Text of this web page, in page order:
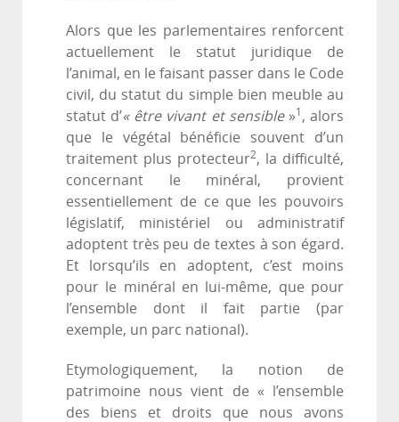
Alors que les parlementaires renforcent
actuellement le statut juridique de
l’animal, en le faisant passer dans le Code
civil, du statut du simple bien meuble au
statut d’« être vivant et sensible»1 , alors
que le végétal bénéficie souvent d’un
traitement plus protecteur2, la difficulté,
concernant le minéral, provient
essentiellement de ce que les pouvoirs
législatif, ministériel ou administratif
adoptent très peu de textes à son égard.
Et lorsqu’ils en adoptent, c’est moins
pour le minéral en lui-même, que pour
l’ensemble dont il fait partie (par
exemple, un parc national).
Etymologiquement, la notion de
patrimoine nous vient de « l’ensemble
des biens et droits que nous avons